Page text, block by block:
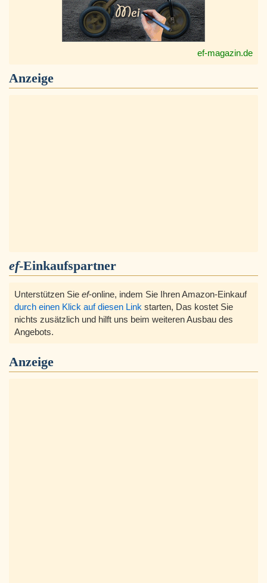
ef-magazin.de
Anzeige
ef-Einkaufspartner
Unterstützen Sie ef-online, indem Sie Ihren Amazon-Einkauf
durch einen Klick auf diesen Link starten, Das kostet Sie
nichts zusätzlich und hilft uns beim weiteren Ausbau des
Angebots.
Anzeige